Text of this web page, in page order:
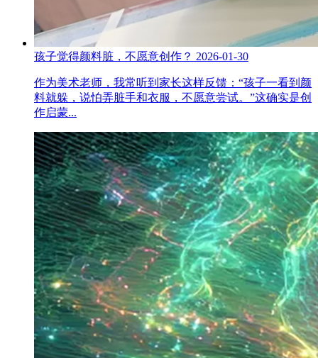
孩子觉得颜料脏，不愿意创作？ 2026-01-30
作为美术老师，我常听到家长这样反馈：“孩子一看到颜
料就躲，说怕弄脏手和衣服，不愿意尝试。”这确实是创
作启蒙...